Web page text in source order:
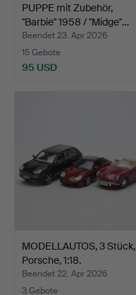
PUPPE mit Zubehör,
"Barbie" 1958 / "Midge"…
Beendet 23. Apr 2026
15 Gebote
95 USD
MODELLAUTOS, 3 Stück,
Porsche, 1:18.
Beendet 22. Apr 2026
3 Gebote